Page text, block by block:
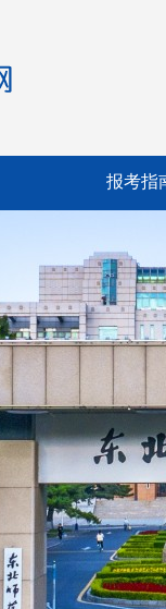
报考指